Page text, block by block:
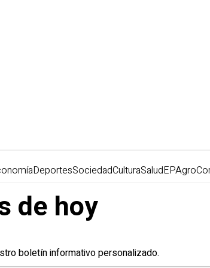
DeportesSociedadCulturaSaludEPAgro
de hoy
boletín informativo personalizado.